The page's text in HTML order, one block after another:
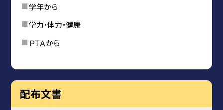
学年から
学力・体力・健康
ＰＴＡから
配布文書